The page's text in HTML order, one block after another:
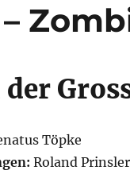
Töpke
Roland Prinsler